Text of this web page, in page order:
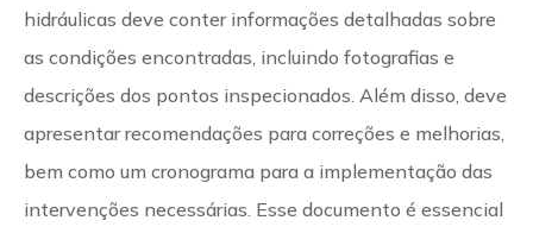
hidráulicas deve conter informações detalhadas sobre
as condições encontradas, incluindo fotografias e
descrições dos pontos inspecionados. Além disso, deve
apresentar recomendações para correções e melhorias,
bem como um cronograma para a implementação das
intervenções necessárias. Esse documento é essencial